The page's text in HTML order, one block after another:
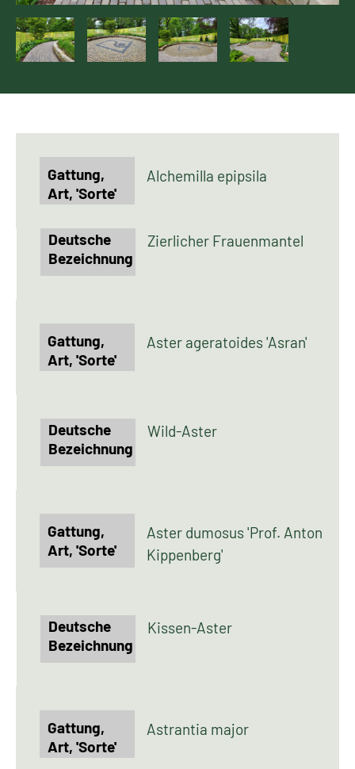
Alchemilla epipsila
Zierlicher Frauenmantel
Aster ageratoides 'Asran'
Wild-Aster
Aster dumosus 'Prof. Anton
Kippenberg'
Kissen-Aster
Astrantia major